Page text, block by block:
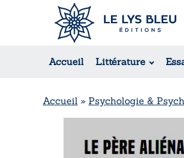
Accueil Littérature
Romans
Suspense /
Accueil » Psychologie &